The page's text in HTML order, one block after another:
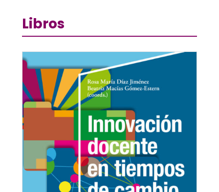
Libros